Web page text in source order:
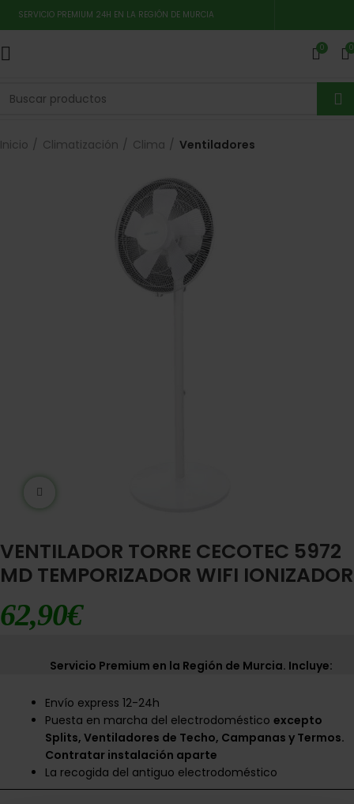
SERVICIO PREMIUM 24H EN LA REGIÓN DE MURCIA
0 0
Inicio Climatización Clima Ventiladores
VENTILADOR TORRE CECOTEC 5972
MD TEMPORIZADOR WIFI IONIZADOR
62,90€
Servicio Premium en la Región de Murcia. Incluye:
Envío express 12-24h
Puesta en marcha del electrodomésticoexcepto
Splits, Ventiladores de Techo, Campanas y Termos.
Contratar instalación aparte
La recogida del antiguo electrodoméstico